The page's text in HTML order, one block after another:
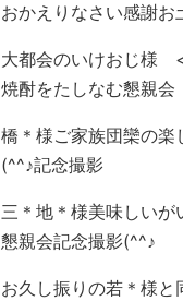
おかえりなさい感謝お
大都会のいけおじ様
焼酎をたしなむ懇親会
橋＊様ご家族団欒の楽
(^^♪記念撮影
三＊地＊様美味しいが
懇親会記念撮影(^^♪
お久し振りの若＊様と